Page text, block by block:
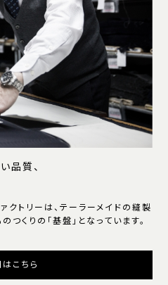
品質、
クトリーは、テーラーメイドの縫製
つくりの「基盤」となっています。
こちら